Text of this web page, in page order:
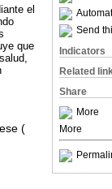
Send
Indicators
Related
Share
More
More
el
que
(